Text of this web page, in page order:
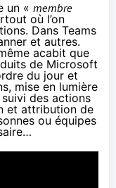
un « membre
où l’on
Dans Teams
et autres.
acabit que
de Microsoft
du jour et
mise en lumière
des actions
et attribution de
ou équipes